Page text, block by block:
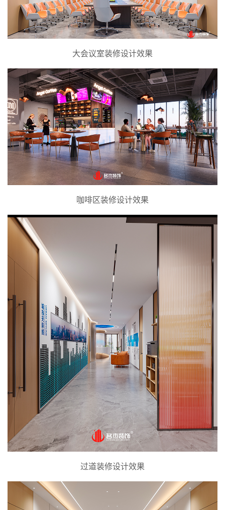
大会议室装修设计效果
咖啡区装修设计效果
过道装修设计效果